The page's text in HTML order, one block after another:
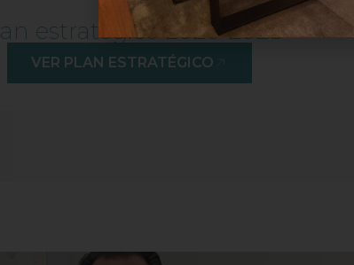
estratégico 2026-2028
VER PLAN ESTRATÉGICO